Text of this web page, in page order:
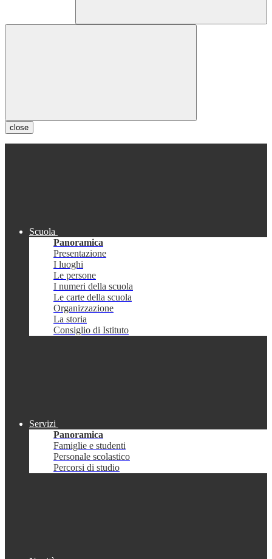
close
Scuola
Panoramica
Presentazione
I luoghi
Le persone
I numeri della scuola
Le carte della scuola
Organizzazione
La storia
Consiglio di Istituto
Servizi
Panoramica
Famiglie e studenti
Personale scolastico
Percorsi di studio